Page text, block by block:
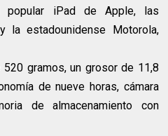
popular iPad de Apple, las
la estadounidense Motorola,
gramos, un grosor de 11,8
de nueve horas, cámara
de almacenamiento con